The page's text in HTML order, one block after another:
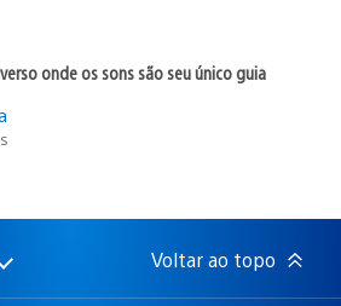
onde os sons são seu único guia
Voltar ao topo